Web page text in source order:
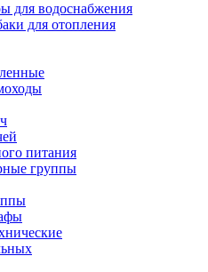
для водоснабжения
для отопления
питания
группы